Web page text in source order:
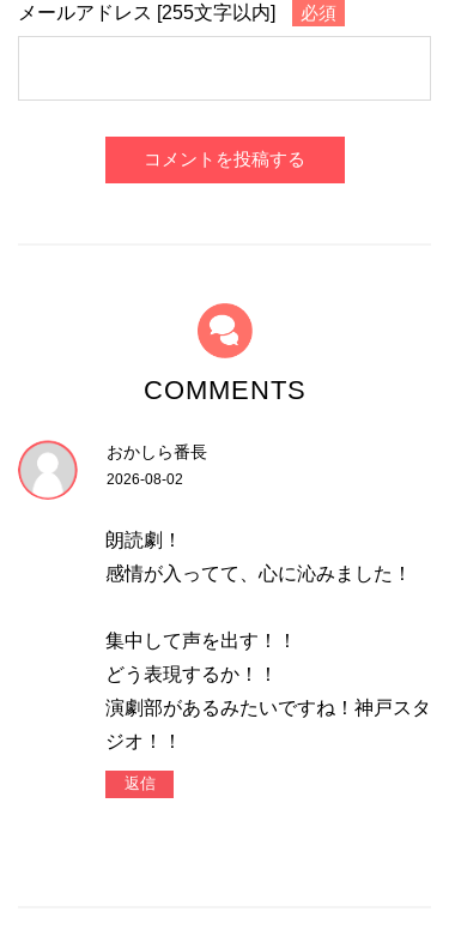
メールアドレス [255文字以内] 必須
コメントを投稿する
COMMENTS
おかしら番長
2026-08-02
朗読劇！
感情が入ってて、心に沁みました！
集中して声を出す！！
どう表現するか！！
演劇部があるみたいですね！神戸スタ
ジオ！！
返信